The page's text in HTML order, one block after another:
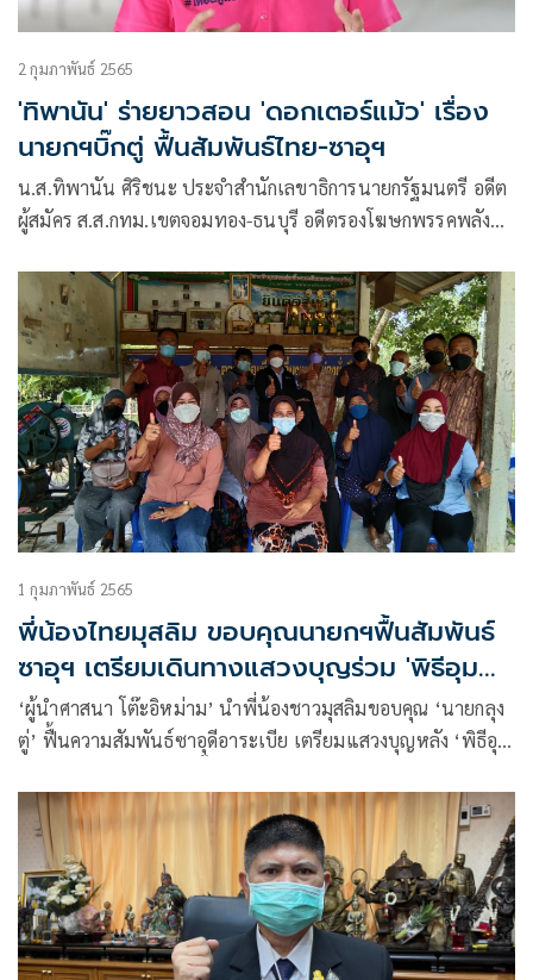
2 กุมภาพันธ์ 2565
'ทิพานัน' ร่ายยาวสอน 'ดอกเตอร์แม้ว' เรื่อง
นายกฯบิ๊กตู่ ฟื้นสัมพันธ์ไทย-ซาอุฯ
น.ส.ทิพานัน ศิริชนะ ประจำสำนักเลขาธิการนายกรัฐมนตรี อดีต
ผู้สมัคร ส.ส.กทม.เขตจอมทอง-ธนบุรี อดีตรองโฆษกพรรคพลัง
1 กุมภาพันธ์ 2565
พี่น้องไทยมุสลิม ขอบคุณนายกฯฟื้นสัมพันธ์
ซาอุฯ เตรียมเดินทางแสวงบุญร่วม 'พิธีอุม
เราะห์'
‘ผู้นำศาสนา โต๊ะอิหม่าม’ นำพี่น้องชาวมุสลิมขอบคุณ ‘นายกลุง
ตู่’ ฟื้นความสัมพันธ์ซาอุดีอาระเบีย เตรียมแสวงบุญหลัง ‘พิธีอุม
พร้อมส่งแรงงานไปทำงานนำเงินกลับประเทศไทย